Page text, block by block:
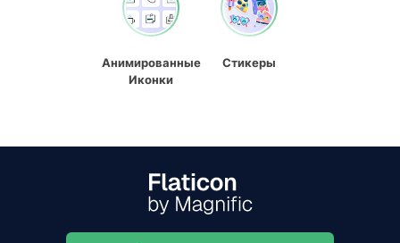
Анимированные
Иконки
Стикеры